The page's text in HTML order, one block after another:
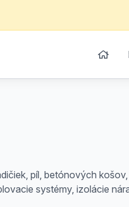
píl, betónových
systémy, izolácie